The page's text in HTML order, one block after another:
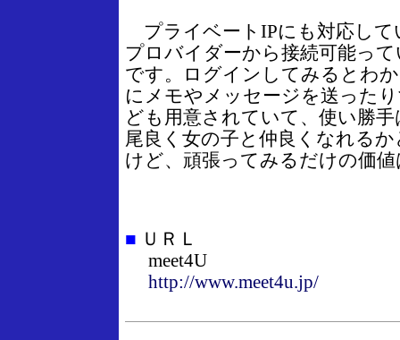
プライベートIPにも対応して
プロバイダーから接続可能っ
です。ログインしてみるとわ
にメモやメッセージを送った
ども用意されていて、使い勝
尾良く女の子と仲良くなれる
けど、頑張ってみるだけの価
■ ＵＲＬ
meet4U
http://www.meet4u.jp/